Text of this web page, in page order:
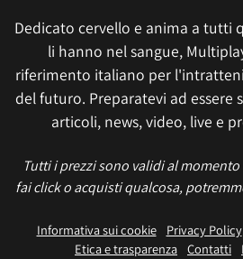
Dedicato cervello e anima a tutti
li hanno nel sangue,
riferimento italiano per
del futuro. Preparatevi ad essere
articoli, news, video, live e
Tutti i prezzi sono validi al
fai click o acquisti qualcosa,
Informativa sui cookie Privacy Policy
Etica e trasparenza Contatti